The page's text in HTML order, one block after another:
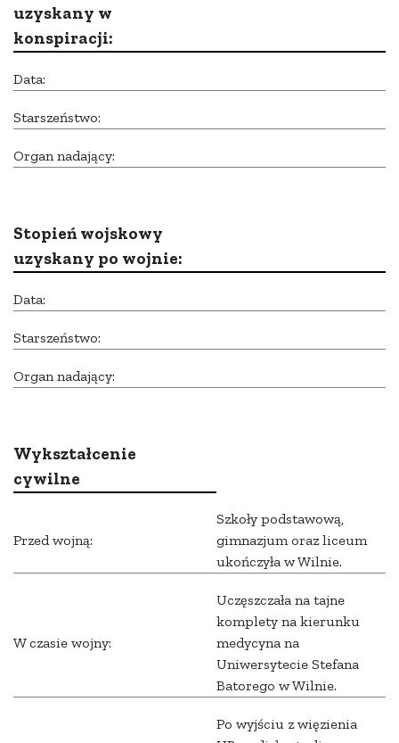
uzyskany w
konspiracji:
Data:
Starszeństwo:
Organ nadający:
Stopień wojskowy
uzyskany po wojnie:
Data:
Starszeństwo:
Organ nadający:
Wykształcenie
cywilne
Przed wojną:
Szkoły podstawową,
gimnazjum oraz liceum
ukończyła w Wilnie.
W czasie wojny:
Uczęszczała na tajne
komplety na kierunku
medycyna na
Uniwersytecie Stefana
Batorego w Wilnie.
Po wyjściu z więzienia